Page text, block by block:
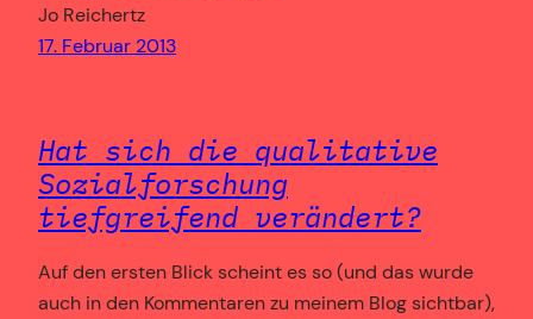
Jo Reichertz
17. Februar 2013
Hat sich die qualitative
Sozialforschung
tiefgreifend verändert?
Auf den ersten Blick scheint es so (und das wurde
auch in den Kommentaren zu meinem Blog sichtbar),